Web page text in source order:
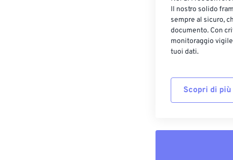
Il nostro solido
sempre al sicuro,
documento. Con
monitoraggio
tuoi dati.
Scopri di